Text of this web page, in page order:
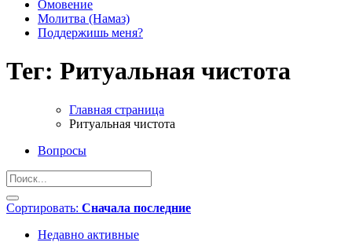
Омовение
Молитва (Намаз)
Поддержишь меня?
Тег: Ритуальная чистота
Главная страница
Ритуальная чистота
Вопросы
Сортировать: Сначала последние
Недавно активные